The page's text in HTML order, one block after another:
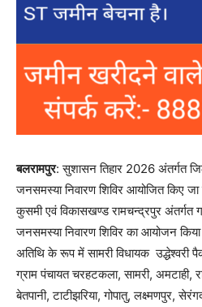
बलरामपुर: सुशासन तिहार 2026 अंतर्गत
जनसमस्या निवारण शिविर आयोजित किए
कुसमी एवं विकासखण्ड रामचन्द्रपुर अंतर्गत
जनसमस्या निवारण शिविर का आयोजन
अतिथि के रूप में सामरी विधायक उद्धेश्वरी
ग्राम पंचायत चरहटकला, सामरी, अमटाही,
बेतपानी, टाटीझरिया, गोपातु, लक्ष्मणपुर,